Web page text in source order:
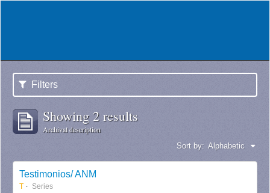
Filters
Showing 2 results
Archival description
Sort by: Alphabetic
Testimonios/ ANM
T Series